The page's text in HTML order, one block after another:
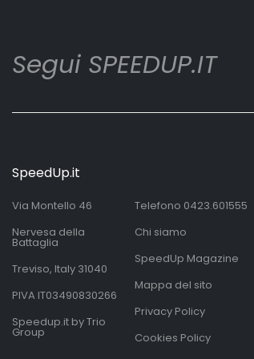
Segui SPEEDUP.IT
SpeedUp.it
Via Montello 46
Nervesa della
Battaglia
Treviso, Italy 31040
PIVA IT03490830266
Speedup.it by Trio
Group
Telefono 0423.601555
Chi siamo
SpeedUp Magazine
Mappa del sito
Privacy Policy
Cookies Policy